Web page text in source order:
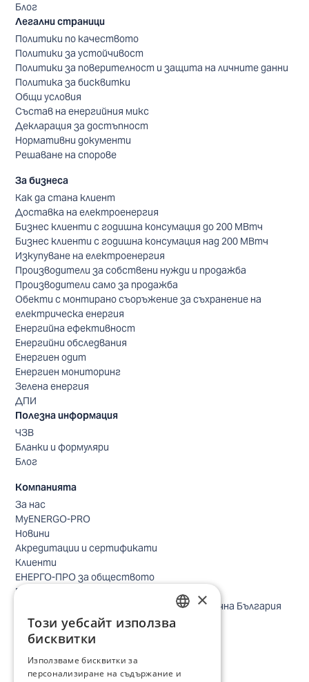
Блог
Легални страници
Политики по качеството
Политики за устойчивост
Политики за поверителност и защита на личните данни
Политика за бисквитки
Общи условия
Състав на енергийния микс
Декларация за достъпност
Нормативни документи
Решаване на спорове
За бизнеса
Как да стана клиент
Доставка на електроенергия
Бизнес клиенти с годишна консумация до 200 МВтч
Бизнес клиенти с годишна консумация над 200 МВтч
Изкупуване на електроенергия
Производители за собствени нужди и продажба
Производители само за продажба
Обекти с монтирано съоръжение за съхранение на
електрическа енергия
Енергийна ефективност
Енергийни обследвания
Енергиен одит
Енергиен мониторинг
Зелена енергия
ДПИ
Полезна информация
ЧЗВ
Бланки и формуляри
Блог
Компанията
За нас
MyENERGO-PRO
Новини
Акредитации и сертификати
Клиенти
ЕНЕРГО-ПРО за обществото
Реализирани проекти
Безопасно небе за птиците в Североизточна България
Безопасност
Контакти бизнес клиенти
Локации
Кариери
BULGARIAN
×
Този уебсайт използва
бисквитки
Използваме бисквитки за
персонализиране на съдържание и